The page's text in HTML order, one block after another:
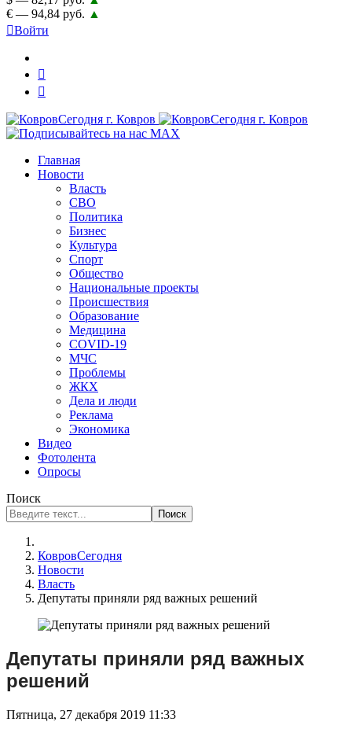
€ — 94,84 руб. ▲
Войти
Главная
Новости
Власть
СВО
Политика
Бизнес
Культура
Спорт
Общество
Национальные проекты
Происшествия
Образование
Медицина
COVID-19
МЧС
Проблемы
ЖКХ
Дела и люди
Реклама
Экономика
Видео
Фотолента
Опросы
Поиск
Поиск
КовровСегодня
Новости
Власть
Депутаты приняли ряд важных решений
Депутаты приняли ряд важных
решений
Пятница, 27 декабря 2019 11:33